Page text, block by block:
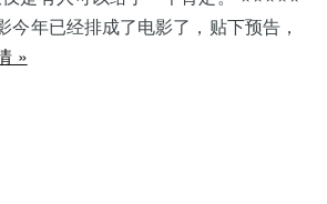
今年已经排成了电影了，贴下预告，
»